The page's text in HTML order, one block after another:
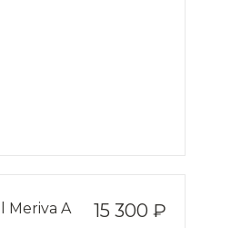
15 300 ₽
Meriva A